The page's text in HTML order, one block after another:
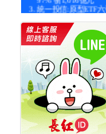
統一投信:原型ETF
漲逾九成
統一投信:主動式
價 被盯上
新光人壽保險:新壽
價金將達996億
宇辰系統科技:宇辰業
創新高 啟動興櫃轉上
計畫
明緯企業:明緯永續
競賽 以電源驅動善的
量
秀育企業:秀育SHO-
能系統 獲國內首張